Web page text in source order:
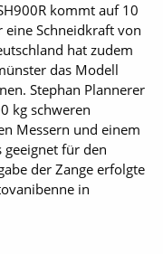
kommt auf 10
Schneidkraft von
hat zudem
das Modell
Stephan Plannerer
kg schweren
Messern und einem
geeignet für den
der Zange erfolgte
in